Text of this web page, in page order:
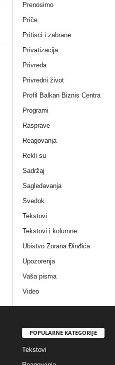
Prenosimo
Priče
Pritisci i zabrane
Privatizacija
Privreda
Privredni život
Profil Balkan Biznis Centra
Programi
Rasprave
Reagovanja
Rekli su
Sadržaj
Sagledavanja
Svedok
Tekstovi
Tekstovi i kolumne
Ubistvo Zorana Đinđića
Upozorenja
Vaša pisma
Video
POPULARNE KATEGORIJE
Tekstovi